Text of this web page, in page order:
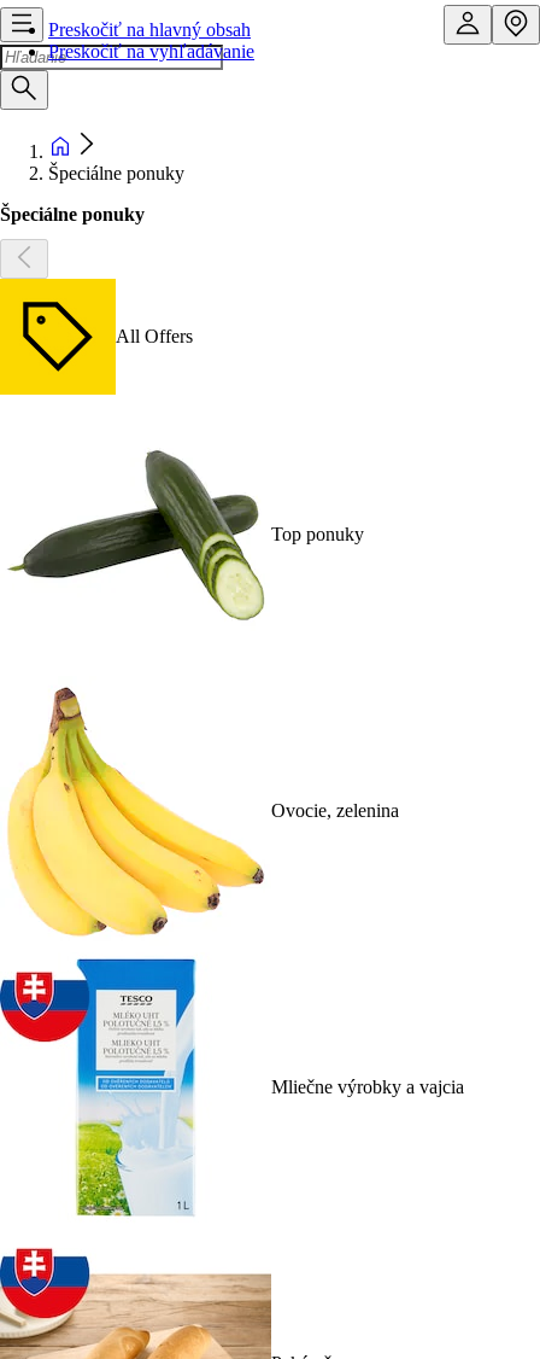
Preskočiť na hlavný obsah
Preskočiť na vyhľadávanie
Špeciálne ponuky
Špeciálne ponuky
All Offers
Top ponuky
Ovocie, zelenina
Mliečne výrobky a vajcia